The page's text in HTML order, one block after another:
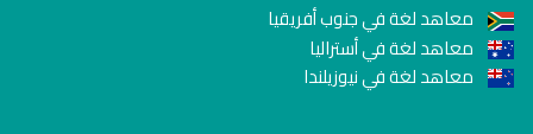
معاهد لغة في جنوب أفريقيا
معاهد لغة في أستراليا
معاهد لغة في نيوزيلندا